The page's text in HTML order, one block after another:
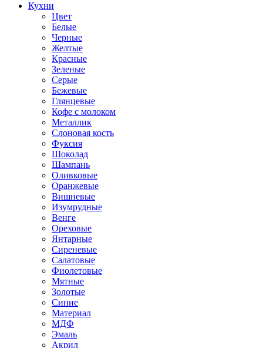
Кухни
Цвет
Белые
Черные
Желтые
Красные
Зеленые
Серые
Бежевые
Глянцевые
Кофе с молоком
Металлик
Слоновая кость
Фуксия
Шоколад
Шампань
Оливковые
Оранжевые
Вишневые
Изумрудные
Венге
Ореховые
Янтарные
Сиреневые
Салатовые
Фиолетовые
Мятные
Золотые
Синие
Материал
МДФ
Эмаль
Акрил